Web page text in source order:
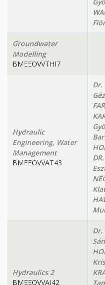
Groundwater
Modelling
BMEEOVVTHI7
Hydraulic
Engineering, Water
Management
BMEEOVVAT43
Dr.
Hydraulics 2
BMEEOVVAI42
Dr.